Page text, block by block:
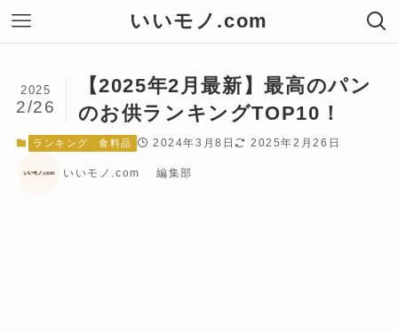
いいモノ.com
【2025年2月最新】最高のパン
のお供ランキングTOP10！
2025
2/26
ランキング 食料品 2024年3月8日 2025年2月26日
いいモノ.com 編集部